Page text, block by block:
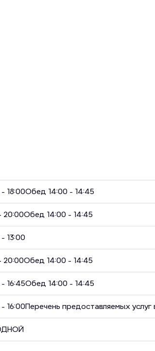
18:00Обед 14:00 - 14:45
20:00Обед 14:00 - 14:45
13:00
20:00Обед 14:00 - 14:45
16:45Обед 14:00 - 14:45
16:00Перечень предоставляемых услуг